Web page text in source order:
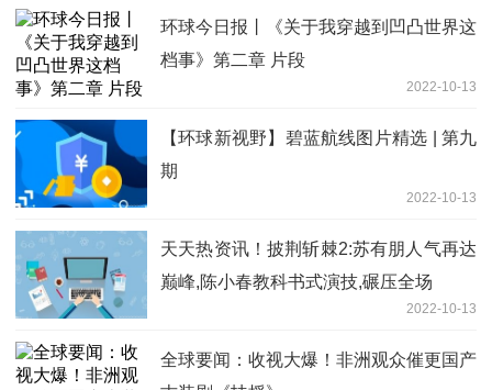
环球今日报丨《关于我穿越到凹凸世界这
档事》第二章 片段
2022-10-13
【环球新视野】碧蓝航线图片精选 | 第九
期
2022-10-13
天天热资讯！披荆斩棘2:苏有朋人气再达
巅峰,陈小春教科书式演技,碾压全场
2022-10-13
全球要闻：收视大爆！非洲观众催更国产